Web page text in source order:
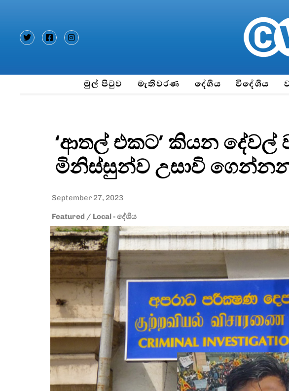
මුල් පිටුව මැතිවරණ දේශීය විදේශීය
‘ආතල් එකට’ කියන දේවල්
මිනිස්සුන්ව උසාවි
September 27, 2023
Featured / Local - දේශිය